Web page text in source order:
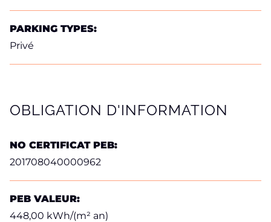
PARKING TYPES:
Privé
OBLIGATION D'INFORMATION
NO CERTIFICAT PEB:
201708040000962
PEB VALEUR:
448,00 kWh/(m² an)